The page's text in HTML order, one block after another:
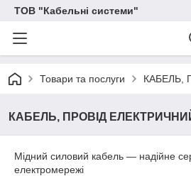
ТОВ "Кабельні системи"
Товари та послуги КАБЕЛЬ,
КАБЕЛЬ, ПРОВІД
Мідний силовий кабель — надійне
електромережі